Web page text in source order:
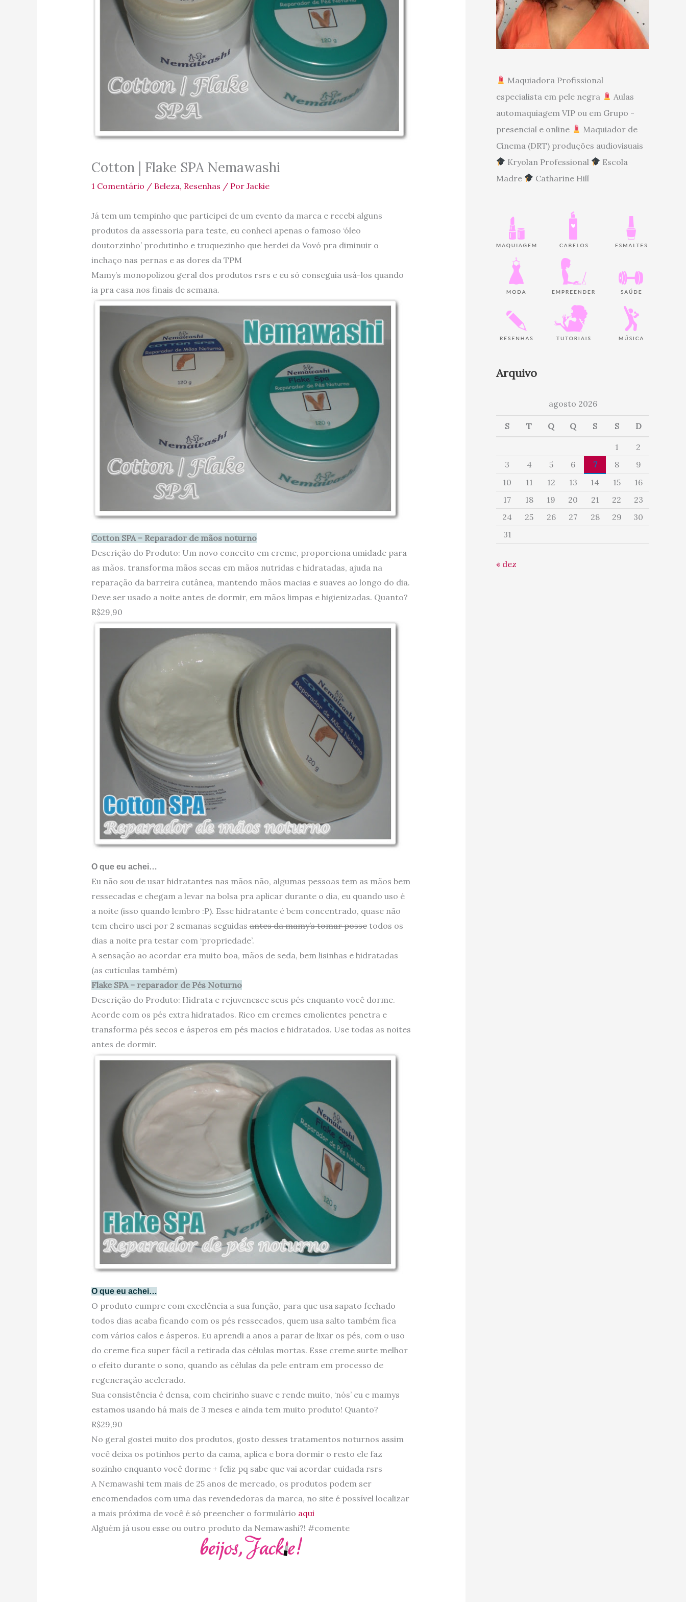
Cotton | Flake SPA Nemawashi
1 Comentário / Beleza, Resenhas / Por Jackie
Já tem um tempinho que participei de um evento da marca e recebi alguns
produtos da assessoria para teste, eu conheci apenas o famoso ‘óleo
doutorzinho’ produtinho e truquezinho que herdei da Vovó pra diminuir o
inchaço nas pernas e as dores da TPM
Mamy’s monopolizou geral dos produtos rsrs e eu só conseguia usá-los quando
ia pra casa nos finais de semana.
Cotton SPA – Reparador de mãos noturno
Descrição do Produto: Um novo conceito em creme, proporciona umidade para
as mãos. transforma mãos secas em mãos nutridas e hidratadas, ajuda na
reparação da barreira cutânea, mantendo mãos macias e suaves ao longo do dia.
Deve ser usado a noite antes de dormir, em mãos limpas e higienizadas. Quanto?
R$29,90
O que eu achei…
Eu não sou de usar hidratantes nas mãos não, algumas pessoas tem as mãos bem
ressecadas e chegam a levar na bolsa pra aplicar durante o dia, eu quando uso é
a noite (isso quando lembro :P). Esse hidratante é bem concentrado, quase não
tem cheiro usei por 2 semanas seguidasantes da mamy’s tomar possetodos os
dias a noite pra testar com ‘propriedade’.
A sensação ao acordar era muito boa, mãos de seda, bem lisinhas e hidratadas
(as cutículas também)
Flake SPA – reparador de Pés Noturno
Descrição do Produto: Hidrata e rejuvenesce seus pés enquanto você dorme.
Acorde com os pés extra hidratados. Rico em cremes emolientes penetra e
transforma pés secos e ásperos em pés macios e hidratados. Use todas as noites
antes de dormir.
O que eu achei…
O produto cumpre com excelência a sua função, para que usa sapato fechado
todos dias acaba ficando com os pés ressecados, quem usa salto também fica
com vários calos e ásperos. Eu aprendi a anos a parar de lixar os pés, com o uso
do creme fica super fácil a retirada das células mortas. Esse creme surte melhor
o efeito durante o sono, quando as células da pele entram em processo de
regeneração acelerado.
Sua consistência é densa, com cheirinho suave e rende muito, ‘nós’ eu e mamys
estamos usando há mais de 3 meses e ainda tem muito produto! Quanto?
R$29,90
No geral gostei muito dos produtos, gosto desses tratamentos noturnos assim
você deixa os potinhos perto da cama, aplica e bora dormir o resto ele faz
sozinho enquanto você dorme + feliz pq sabe que vai acordar cuidada rsrs
A Nemawashi tem mais de 25 anos de mercado, os produtos podem ser
encomendados com uma das revendedoras da marca, no site é possível localizar
a mais próxima de você é só preencher o formulário aqui
Alguém já usou esse ou outro produto da Nemawashi?! #comente
Maquiadora Profissional
especialista em pele negra
Aulas
automaquiagem VIP ou em Grupo -
presencial e online
Maquiador de
Cinema (DRT) produções audiovisuais
Kryolan Professional
Escola
Madre
Catharine Hill
Arquivo
agosto 2026
S T Q Q S S D
1
2
3
4 5 6 7 8
9
10
11 12 13 14 15
16
17
18 19 20 21 22
23
24
25 26 27 28 29
30
31
« dez